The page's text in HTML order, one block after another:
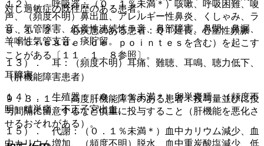
対し過敏症の既往歴のある患者。
９．１．２． 心疾患のある患者：ＱＴ延長、心室性頻脈
（Ｔｏｒｓａｄｅ ｄｅ ｐｏｉｎｔｅｓを含む）を起こす
ことがある〔１１．１．８参照〕。
（肝機能障害患者）
９．３．１． 高度肝機能障害のある患者：投与量並びに投
与間隔に留意するなど慎重に投与すること（肝機能を悪化さ
せるおそれがある）。
１２）． 呼吸器：（０．１％未満＊）咳嗽、呼吸困難、嗄
声、（頻度不明）鼻出血、アレルギー性鼻炎、くしゃみ、ラ
音、気管障害、低音性連続性ラ音、鼻部障害、鼻閉、鼻漏、
羊鳴性気管支音、痰貯留。
１３）． 耳：（頻度不明）耳痛、難聴、耳鳴、聴力低下、
耳障害。
１４）． 生殖器：（０．１％未満＊）卵巣嚢腫、（頻度不
明）精巣痛、不正子宮出血。
１５）． 代謝：（０．１％未満＊）血中カリウム減少、血
中カリウム増加、（頻度不明）脱水、血中重炭酸塩減少、低